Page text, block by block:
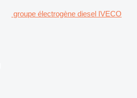
groupe électrogène diesel IVECO